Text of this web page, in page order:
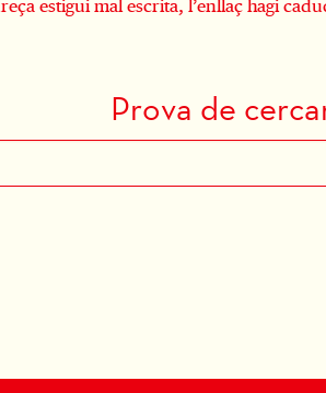
estigui mal escrita, l’enllaç hagi
Prova de